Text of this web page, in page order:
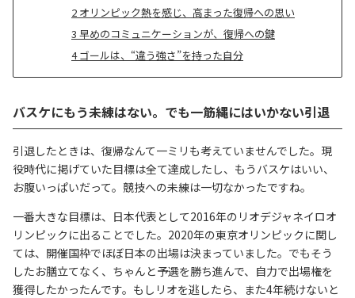
2 オリンピック熱を感じ、高まった復帰への思い
3 早めのコミュニケーションが、復帰への鍵
4ゴールは、“違う強さ”を持った自分
バスケにもう未練はない。でも一筋縄にはいかない引退
引退したときは、復帰なんて一ミリも考えていませんでした。現
役時代に掲げていた目標は全て達成したし、もうバスケはいい、
お腹いっぱいだって。競技への未練は一切なかったですね。
一番大きな目標は、日本代表として2016年のリオデジャネイロオ
リンピックに出ることでした。2020年の東京オリンピックに関し
ては、開催国枠でほぼ日本の出場は決まっていました。でもそう
したお膳立てなく、ちゃんと予選を勝ち進んで、自力で出場権を
獲得したかったんです。もしリオを逃したら、また4年続けないと